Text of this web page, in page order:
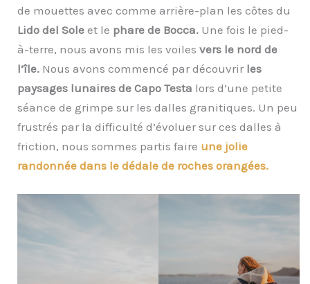
de mouettes avec comme arrière-plan les côtes du
Lido del Sole et le phare de Bocca. Une fois le pied-
à-terre, nous avons mis les voiles vers le nord de
l’île. Nous avons commencé par découvrir les
paysages lunaires de Capo Testa lors d’une petite
séance de grimpe sur les dalles granitiques. Un peu
frustrés par la difficulté d’évoluer sur ces dalles à
friction, nous sommes partis faire une jolie
randonnée dans le dédale de roches orangées.